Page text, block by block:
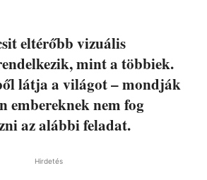
eltérőbb vizuális
mint a többiek.
látja a világot – mondják
embereknek nem fog
az alábbi feladat.
Hirdetés